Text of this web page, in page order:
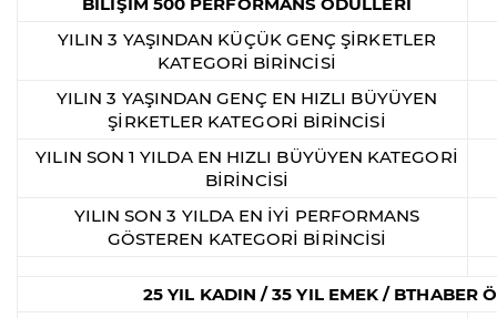
YILIN 3 YAŞINDAN KÜÇÜK GENÇ ŞİRKETLER
KATEGORİ BİRİNCİSİ
YILIN 3 YAŞINDAN GENÇ EN HIZLI BÜYÜYEN
ŞİRKETLER KATEGORİ BİRİNCİSİ
YILIN SON 1 YILDA EN HIZLI BÜYÜYEN KATEGORİ
BİRİNCİSİ
YILIN SON 3 YILDA EN İYİ PERFORMANS
GÖSTEREN KATEGORİ BİRİNCİSİ
25 YIL KADIN / 35 YIL EMEK / BTHABER